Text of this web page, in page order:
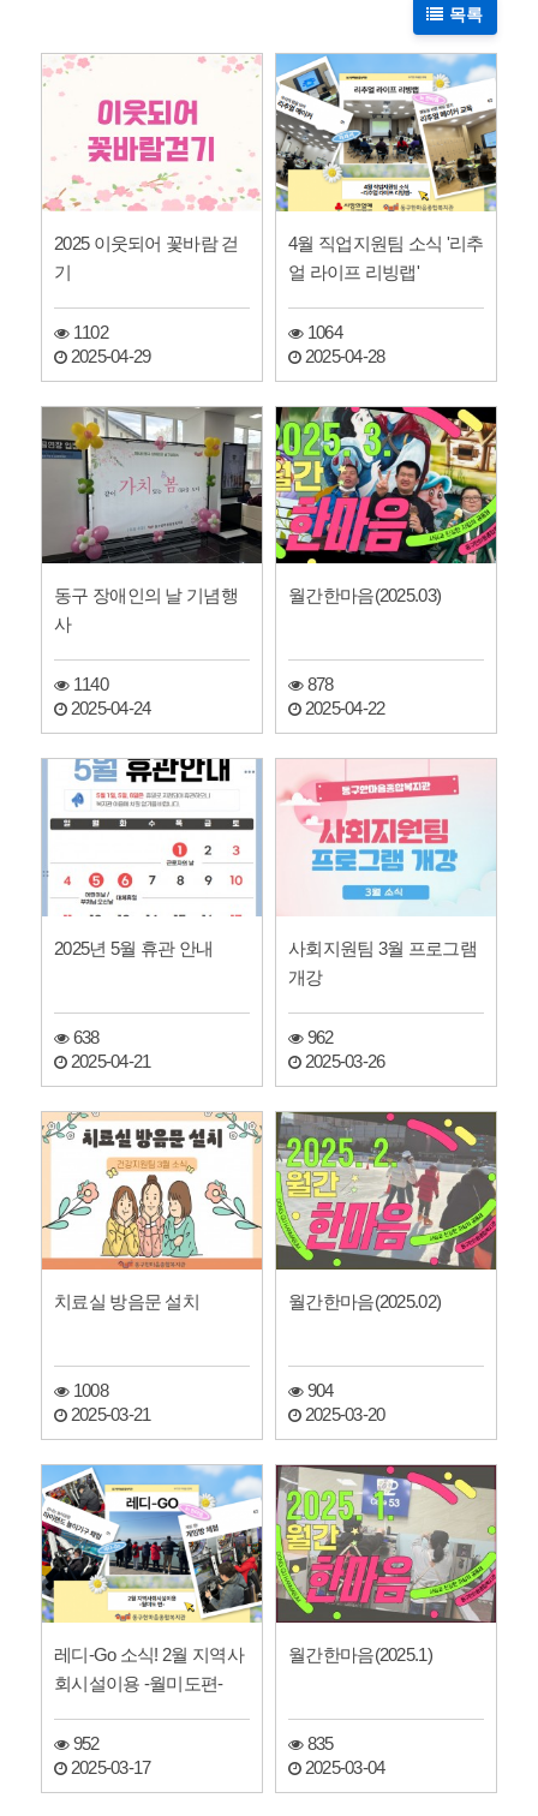
목록
2025 이웃되어 꽃바람 걷
기
1102
2025-04-29
4월 직업지원팀 소식 '리추
얼 라이프 리빙랩'
1064
2025-04-28
동구 장애인의 날 기념행
사
1140
2025-04-24
월간한마음(2025.03)
878
2025-04-22
2025년 5월 휴관 안내
638
2025-04-21
사회지원팀 3월 프로그램
개강
962
2025-03-26
치료실 방음문 설치
1008
2025-03-21
월간한마음(2025.02)
904
2025-03-20
레디-Go 소식! 2월 지역사
회시설이용 -월미도편-
952
2025-03-17
월간한마음(2025.1)
835
2025-03-04